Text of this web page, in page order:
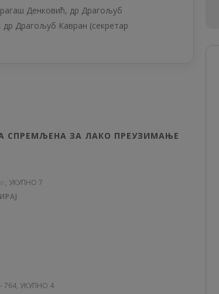
Денковић, др Драгољуб
Драгољуб Кавран (секретар
СПРЕМЉЕНА ЗА ЛАКО ПРЕУЗИМАЊЕ
УКУПНО 7
764, УКУПНО 4